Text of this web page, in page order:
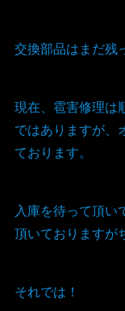
交換部品はまだ残
現在、雹害修理は
ではありますが、
ております。
入庫を待って頂い
頂いておりますが
それでは！